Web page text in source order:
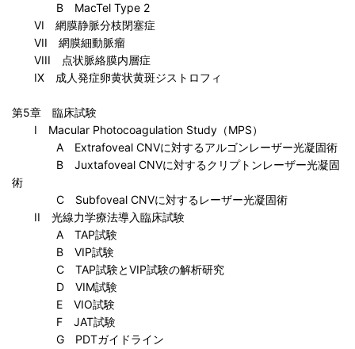
B MacTel Type 2
VI 網膜静脈分枝閉塞症
VII 網膜細動脈瘤
VIII 点状脈絡膜内層症
IX 成人発症卵黄状黄斑ジストロフィ
第5章 臨床試験
I Macular Photocoagulation Study（MPS）
A Extrafoveal CNVに対するアルゴンレーザー光凝固術
B Juxtafoveal CNVに対するクリプトンレーザー光凝固
術
C Subfoveal CNVに対するレーザー光凝固術
II 光線力学療法導入臨床試験
A TAP試験
B VIP試験
C TAP試験とVIP試験の解析研究
D VIM試験
E VIO試験
F JAT試験
G PDTガイドライン